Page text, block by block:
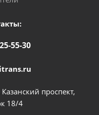
55-30
проспект,
18/4